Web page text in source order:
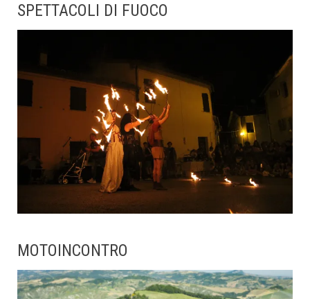
SPETTACOLI DI FUOCO
MOTOINCONTRO